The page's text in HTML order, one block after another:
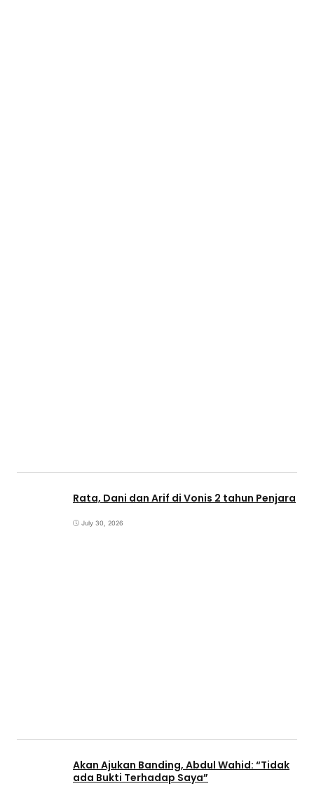
Rata, Dani dan Arif di Vonis 2 tahun Penjara
July 30, 2026
Akan Ajukan Banding, Abdul Wahid: “Tidak
ada Bukti Terhadap Saya”